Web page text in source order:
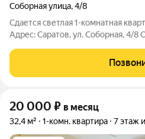
Соборная улица,4/8
Сдается светлая 1-комнатная
Адрес: Саратов, ул. Соборная, 4/8
Преимущества локации: Дом
микрорайоне с развитой
20 000 ₽ в месяц
32,4 м² 1-комн. квартира 7 этаж